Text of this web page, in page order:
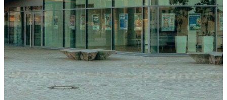
Anreise
mit der
DB
(Rabatt)